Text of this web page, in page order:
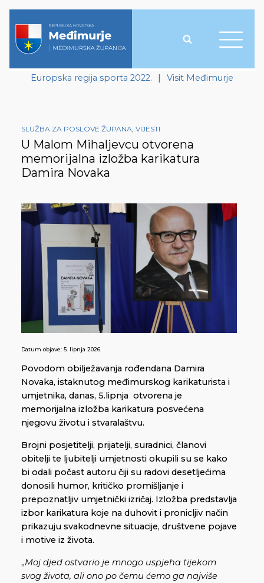
Europska regija sporta 2022. | Visit Međimurje
SLUŽBA ZA POSLOVE ŽUPANA, VIJESTI
U Malom Mihaljevcu otvorena
memorijalna izložba karikatura
Damira Novaka
Datum objave: 5. lipnja 2026.
Povodom obilježavanja rođendana Damira
Novaka, istaknutog međimurskog karikaturista i
umjetnika, danas, 5.lipnja otvorena je
memorijalna izložba karikatura posvećena
njegovu životu i stvaralaštvu.
Brojni posjetitelji, prijatelji, suradnici, članovi
obitelji te ljubitelji umjetnosti okupili su se kako
bi odali počast autoru čiji su radovi desetljećima
donosili humor, kritičko promišljanje i
prepoznatljiv umjetnički izričaj. Izložba predstavlja
izbor karikatura koje na duhovit i pronicljiv način
prikazuju svakodnevne situacije, društvene pojave
i motive iz života.
„Moj djed ostvario je mnogo uspjeha tijekom
svog života, ali ono po čemu ćemo ga najviše